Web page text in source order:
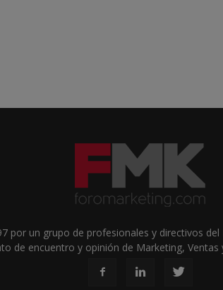
por un grupo de profesionales y directivos
de encuentro y opinión de Marketing, Ventas